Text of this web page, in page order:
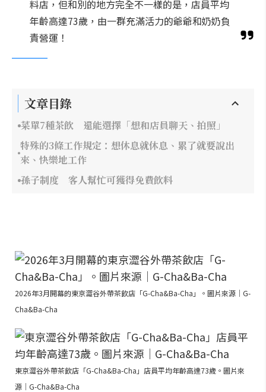
料店，但和別的地方完全不一樣的是，店員平均
年齡高達73歲，由一群充滿活力的爺爺和奶奶負
責營運！
文章目錄
菜單7種茶飲 還能選擇「想和店員聊天、拍照」
特殊的3條工作規定：想休息就休息、累了就要說出
來、快樂地工作
孫子制度 客人幫忙可獲得免費飲料
2026年3月開幕的東京澀谷外帶茶飲店「G-Cha&Ba-Cha」。圖片來源｜G-
Cha&Ba-Cha
東京澀谷外帶茶飲店「G-Cha&Ba-Cha」店員平均年齡高達73歲。圖片來
源｜G-Cha&Ba-Cha